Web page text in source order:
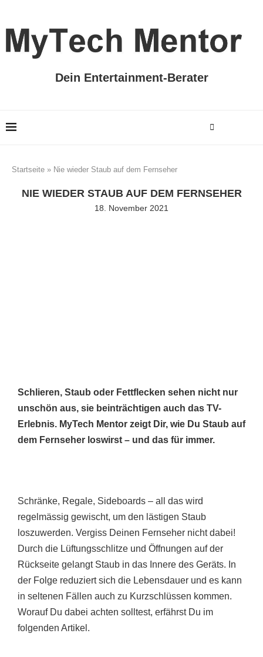
Dein Entertainment-Berater
Startseite » Nie wieder Staub auf dem Fernseher
NIE WIEDER STAUB AUF DEM FERNSEHER
18. November 2021
Schlieren, Staub oder Fettflecken sehen nicht nur
unschön aus, sie beinträchtigen auch das TV-
Erlebnis. MyTech Mentor zeigt Dir, wie Du Staub auf
dem Fernseher loswirst – und das für immer.
Schränke, Regale, Sideboards – all das wird
regelmässig gewischt, um den lästigen Staub
loszuwerden. Vergiss Deinen Fernseher nicht dabei!
Durch die Lüftungsschlitze und Öffnungen auf der
Rückseite gelangt Staub in das Innere des Geräts. In
der Folge reduziert sich die Lebensdauer und es kann
in seltenen Fällen auch zu Kurzschlüssen kommen.
Worauf Du dabei achten solltest, erfährst Du im
folgenden Artikel.